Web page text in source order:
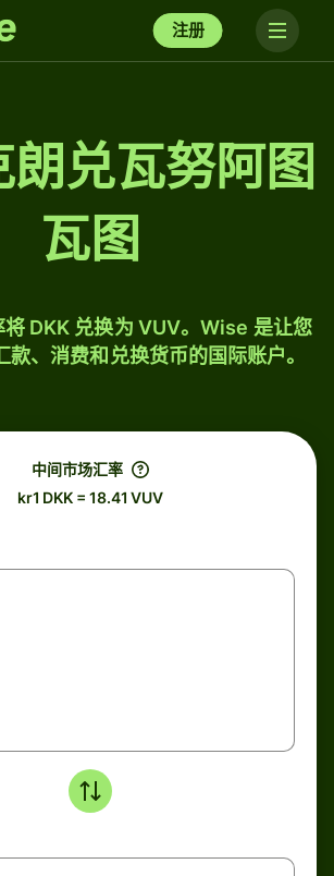
注册
朗兑瓦努阿图
瓦图
DKK 兑换为 VUV。Wise 是让您
款、消费和兑换货币的国际账户。
中间市场汇率
kr1 DKK = 18.41 VUV